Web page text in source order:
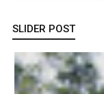
SLIDER POST